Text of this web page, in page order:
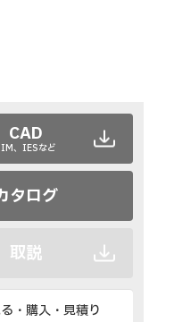
CAD
、IESなど
タログ
取説
・購入・見積り